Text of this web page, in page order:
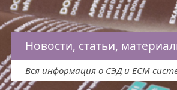
Новости, статьи,
Вся информация о СЭД и ECM